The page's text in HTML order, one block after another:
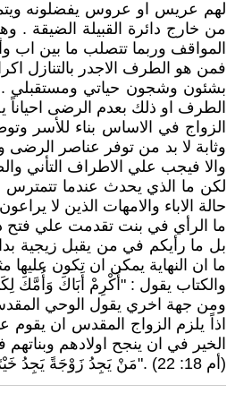
لهم عريس او عروس يفضلونه
من خارج دائرة القبيلة الضيقة .
المواقف وربما تتصلب ما بين اب
فمن هو الطرف الاجدر بالتنازل
بشئون وشجون حياتي ومستقبلي .
الطرف او ذلك بعدم الرضى
الزواج في الاساس بناء للأسر
وثابة لا بد من توفر عناصر الرضى
والا فيجب علي الاطراف التأني
لكن ما الذي يحدث عندما تتمترس
حالة الاباء والامهات الذين لا
ما الرأي في بنت تقدمت علي فتح
بل ما رأيكم في من يقبل زيجية
ما ان النهاية يمكن ان تكون عليها
والكتاب يقول : "أَكْرِمْ أَبَاكَ وَأُمَّكَ
ومن جهة اخري يقول الوحي المقدس :
اذاً يلزم الزواج المقدس ان
الخير في ان ينجح اولادهم وبناتهم
(أم 18: 22) ."مَنْ يَجِدُ زَوْجَةً يَجِدُ خَيْرًا وَيَنَالُ رِضًى مِنَ الرَّبِّ)